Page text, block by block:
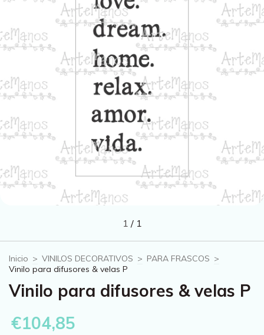
1 / 1
Inicio > VINILOS DECORATIVOS > PARA FRASCOS >
Vinilo para difusores & velas P
Vinilo para difusores & velas P
€104,85